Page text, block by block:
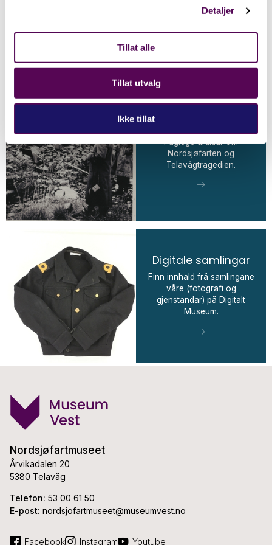
Detaljer
Tillat alle
Tillat utvalg
Ikke tillat
Kontakt oss
Faglege artiklar om
Nordsjøfarten og
Telavågtragedien.
Digitale samlingar
Finn innhald frå samlingane
våre (fotografi og
gjenstandar) på Digitalt
Museum.
Nordsjøfartmuseet
Årvikadalen 20
5380 Telavåg
Telefon: 53 00 61 50
E-post: nordsjofartmuseet@museumvest.no
Facebook Instagram Youtube